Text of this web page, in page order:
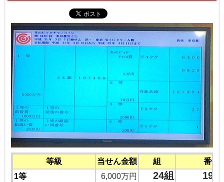
等級 当せん金額 組
番号
1等
6,000万円 24組